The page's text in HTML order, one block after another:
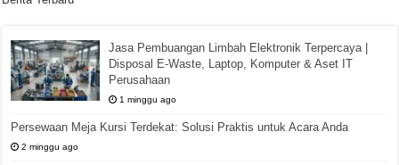
Jasa Pembuangan Limbah Elektronik Terpercaya |
Disposal E-Waste, Laptop, Komputer & Aset IT
Perusahaan
1 minggu ago
Persewaan Meja Kursi Terdekat: Solusi Praktis untuk Acara Anda
2 minggu ago